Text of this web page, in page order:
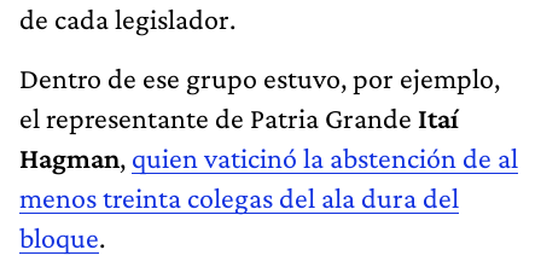
de cada legislador.
Dentro de ese grupo estuvo, por ejemplo,
el representante de Patria Grande Itaí
Hagman, quien vaticinó la abstención de al
menos treinta colegas del ala dura del
bloque.